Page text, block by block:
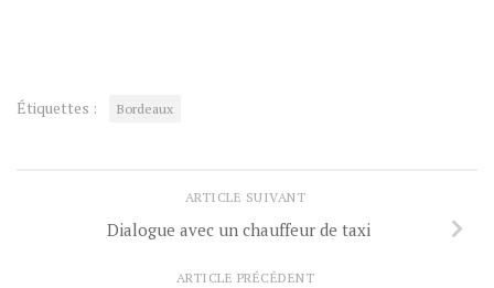
Étiquettes : Bordeaux
ARTICLE SUIVANT
Dialogue avec un chauffeur de taxi
ARTICLE PRÉCÉDENT